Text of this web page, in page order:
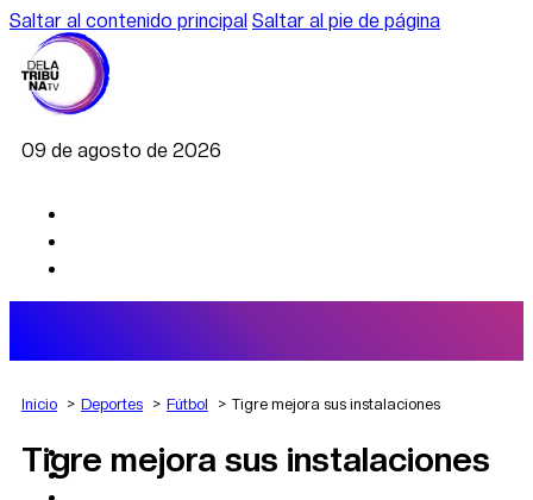
Saltar al contenido principal Saltar al pie de página
09 de agosto de 2026
AGRO
DEPORTES
Inicio Deportes Fútbol Tigre mejora sus instalaciones
Tigre mejora sus instalaciones